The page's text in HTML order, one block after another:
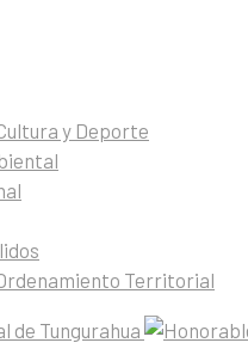
y Deporte
Territorial